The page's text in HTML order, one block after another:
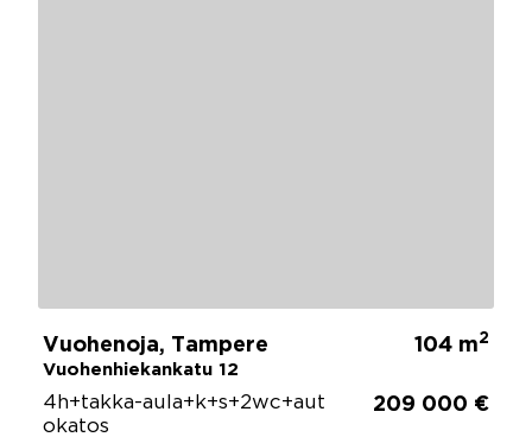
Vuohenoja, Tampere
Vuohenhiekankatu 12
104 m2
4h+takka-aula+k+s+2wc+aut
okatos
209 000 €